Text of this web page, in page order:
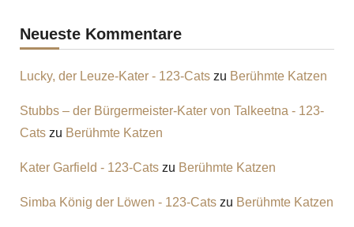
Neueste Kommentare
Lucky, der Leuze-Kater - 123-Catszu Berühmte Katzen
Stubbs – der Bürgermeister-Kater von Talkeetna - 123-
Catszu Berühmte Katzen
Kater Garfield - 123-Catszu Berühmte Katzen
Simba König der Löwen - 123-Catszu Berühmte Katzen